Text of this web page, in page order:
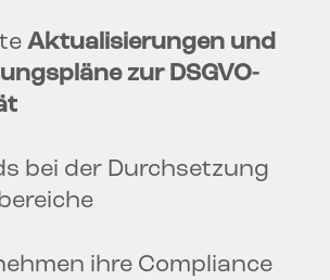
Aktualisierungen und
zur DSGVO-
bei der Durchsetzung
ihre Compliance